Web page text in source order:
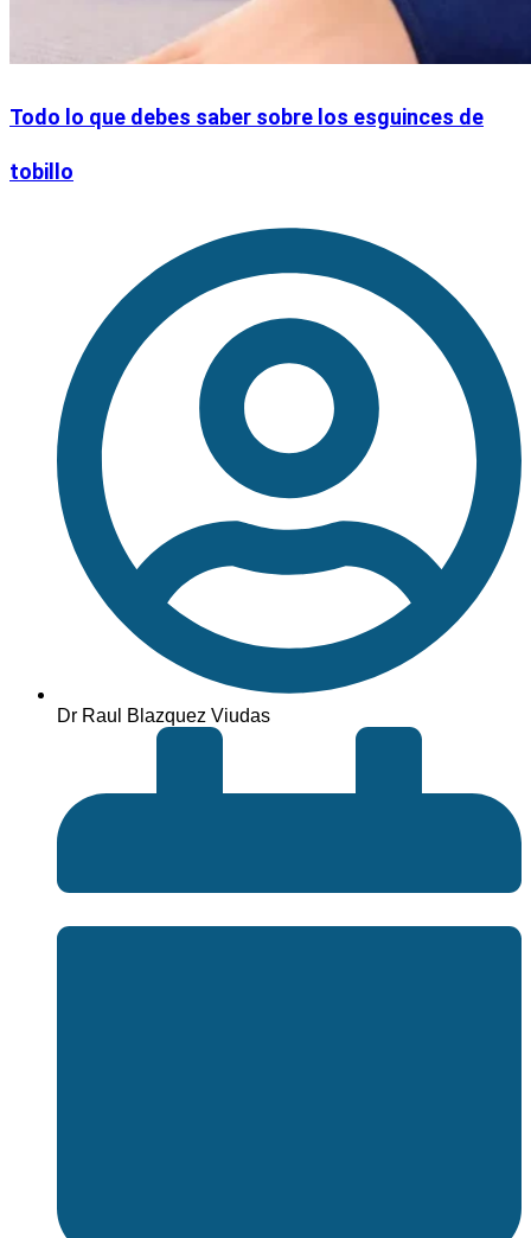
Todo lo que debes saber sobre los esguinces de
tobillo
Dr Raul Blazquez Viudas